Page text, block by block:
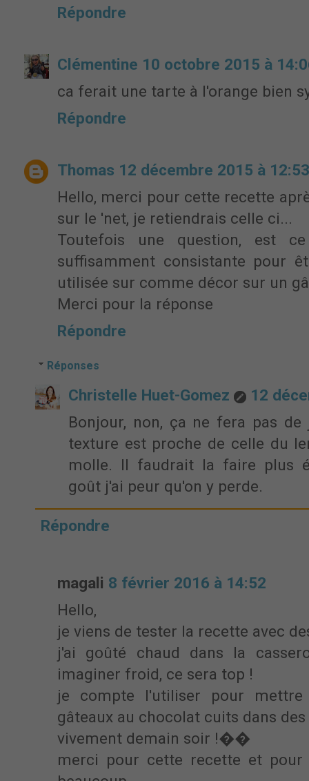
Répondre
Clémentine 10 octobre 2015 à
ca ferait une tarte à l'orange bien
Répondre
Thomas 12 décembre 2015 à 12:53
Hello, merci pour cette recette
sur le 'net, je retiendrais celle ci...
Toutefois une question, est
suffisamment consistante pour
utilisée sur comme décor sur un
Merci pour la réponse
Répondre
Réponses
Christelle Huet-Gomez
12
Bonjour, non, ça ne fera pas
texture est proche de celle du
molle. Il faudrait la faire plus
goût j'ai peur qu'on y perde.
Répondre
magali 8 février 2016 à 14:52
Hello,
je viens de tester la recette avec
j'ai goûté chaud dans la
imaginer froid, ce sera top !
je compte l'utiliser pour
gâteaux au chocolat cuits dans
vivement demain soir !��
merci pour cette recette et